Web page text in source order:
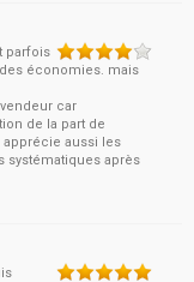
parfois
économies. mais
car
de la part de
apprécie aussi les
systématiques après